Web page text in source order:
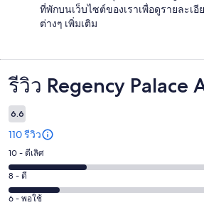
ที่พักบนเว็บไซต์ของเราเพื่อดูรายละเ
ต่างๆ เพิ่มเติม
รีวิว
รีวิว Regency Palace
6.6
110 รีวิว
คะแนน
10
-
10 - ดีเลิศ
คะแนน
8
8 - ดี
คะแนน
6 - พอใช้